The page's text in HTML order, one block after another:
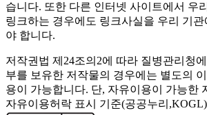
습니다. 또한 다른 인터넷 사이트에서 우
링크하는 경우에도 링크사실을 우리 기
야 합니다.
저작권법 제24조의2에 따라 질병관리청
부를 보유한 저작물의 경우에는 별도의
용이 가능합니다. 단, 자유이용이 가능한
자유이용허락 표시 기준(공공누리